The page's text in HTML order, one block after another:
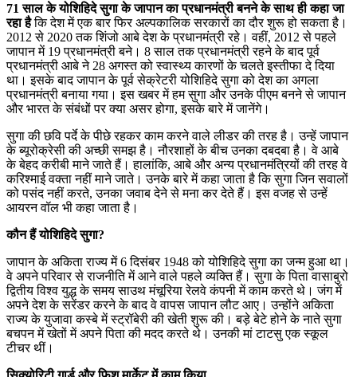
71 साल के योशिहिदे सुगा के जापान का प्रधानमंत्री बनने के साथ ही कहा जा
रहा हैकि देश में एक बार फिर अल्पकालिक सरकारों का दौर शुरू हो सकता है।
2012 से 2020 तक शिंजो आबे देश के प्रधानमंत्री रहे। वहीं, 2012 से पहले
जापान में 19 प्रधानमंत्री बने। 8 साल तक प्रधानमंत्री रहने के बाद पूर्व
प्रधानमंत्री आबे ने 28 अगस्त को स्वास्थ्य कारणों के चलते इस्तीफा दे दिया
था। इसके बाद जापान के पूर्व सेक्रेटरी योशिहिदे सुगा को देश का अगला
प्रधानमंत्री बनाया गया। इस खबर में हम सुगा और उनके पीएम बनने से जापान
और भारत के संबंधों पर क्या असर होगा, इसके बारे में जानेंगे।
सुगा की छवि पर्दे के पीछे रहकर काम करने वाले लीडर की तरह है। उन्हें जापान
के ब्यूरोक्रेसी की अच्छी समझ है। नौरशाहों के बीच उनका दबदबा है। वे आबे
के बेहद करीबी माने जाते हैं। हालांकि, आबे और अन्य प्रधानमंत्रियों की तरह वे
करिश्माई वक्ता नहीं माने जाते। उनके बारे में कहा जाता है कि सुगा जिन सवालों
को पसंद नहीं करते, उनका जवाब देने से मना कर देते हैं। इस वजह से उन्हें
आयरन वॉल भी कहा जाता है।
कौन हैं योशिहिदे सुगा?
जापान के अकिता राज्य में 6 दिसंबर 1948 को योशिहिदे सुगा का जन्म हुआ था।
वे अपने परिवार से राजनीति में आने वाले पहले व्यक्ति हैं। सुगा के पिता वासाबुरो
द्वितीय विश्व युद्ध के समय साउथ मंचूरिया रेलवे कंपनी में काम करते थे। जंग में
अपने देश के सरेंडर करने के बाद वे वापस जापान लौट आए। उन्होंने अकिता
राज्य के युजावा कस्बे में स्ट्रॉबेरी की खेती शुरू की। बड़े बेटे होने के नाते सुगा
बचपन में खेतों में अपने पिता की मदद करते थे। उनकी मां टाटसु एक स्कूल
टीचर थीं।